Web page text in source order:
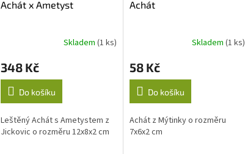
Achát x Ametyst
Skladem (1 ks)
348 Kč
Do košíku
Leštěný Achát s Ametystem z
Jickovic o rozměru 12x8x2 cm
Achát
Skladem(1 ks)
58 Kč
Do košíku
Achát z Mýtinky o rozměru
7x6x2 cm